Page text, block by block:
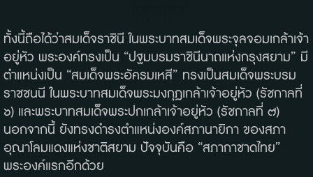
ทั้งนี้ถือได้ว่าสมเด็จราชินี ในพระบาทสมเด็จพระจุลจอมเกล้าเจ้า
อยู่หัว พระองค์ทรงเป็น “ปฐมบรมราชินีนาถแห่งกรุงสยาม” มี
ตำแหน่งเป็น “สมเด็จพระอัครมเหสี” ทรงเป็นสมเด็จพระบรม
ราชชนนี ในพระบาทสมเด็จพระมงกุฎเกล้าเจ้าอยู่หัว (รัชกาลที่
๖) และพระบาทสมเด็จพระปกเกล้าเจ้าอยู่หัว (รัชกาลที่ ๗)
นอกจากนี้ ยังทรงดำรงตำแหน่งองค์สภานายิกา ของสภา
อุณาโลมแดงแห่งชาติสยาม ปัจจุบันคือ “สภากาชาดไทย”
พระองค์แรกอีกด้วย